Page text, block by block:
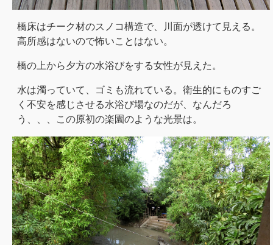
橋床はチーク材のスノコ構造で、川面が透けて見える。
高所感はないので怖いことはない。
橋の上から夕方の水浴びをする女性が見えた。
水は濁っていて、ゴミも流れている。衛生的にものすご
く不安を感じさせる水浴び場なのだが、なんだろ
う、、、この原初の楽園のような光景は。